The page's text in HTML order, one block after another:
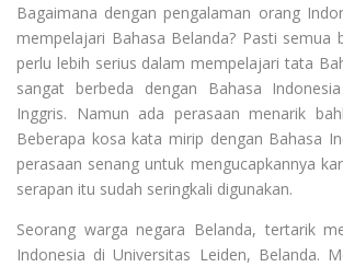
Bagaimana dengan pengalaman orang
mempelajari Bahasa Belanda? Pasti semua
perlu lebih serius dalam mempelajari tata
sangat berbeda dengan Bahasa
Inggris. Namun ada perasaan menarik
Beberapa kosa kata mirip dengan Bahasa
perasaan senang untuk mengucapkannya
serapan itu sudah seringkali digunakan.
Seorang warga negara Belanda, tertarik
Indonesia di Universitas Leiden, Belanda.